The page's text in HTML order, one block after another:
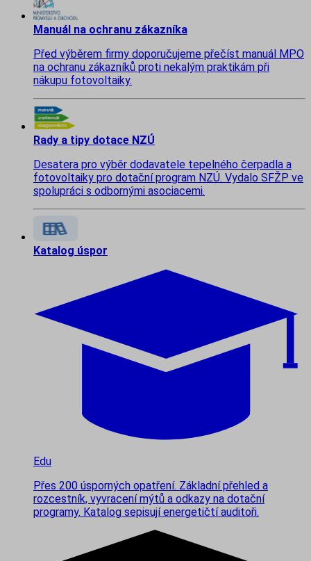
Manuál na ochranu zákazníka
Před výběrem firmy doporučujeme přečíst manuál MPO
na ochranu zákazníků proti nekalým praktikám při
nákupu fotovoltaiky.
Rady a tipy dotace NZÚ
Desatera pro výběr dodavatele tepelného čerpadla a
fotovoltaiky pro dotační program NZÚ. Vydalo SFŽP ve
spolupráci s odbornými asociacemi.
Katalog úspor
Edu
Přes 200 úsporných opatření. Základní přehled a
rozcestník, vyvracení mýtů a odkazy na dotační
programy. Katalog sepisují energetičtí auditoři.